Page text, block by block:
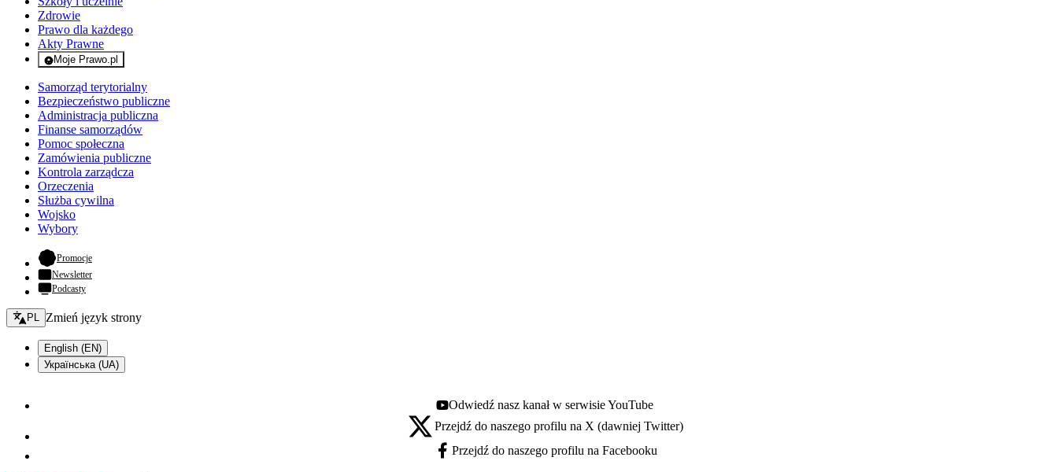
Zdrowie
Prawo dla każdego
Akty Prawne
Moje Prawo.pl
- rejestracja i logowanie do serwisu
Samorząd terytorialny
Bezpieczeństwo publiczne
Administracja publiczna
Finanse samorządów
Pomoc społeczna
Zamówienia publiczne
Kontrola zarządcza
Orzeczenia
Służba cywilna
Wojsko
Wybory
Promocje- otwiera się w nowej karcie
Newsletter
Podcasty
Zmień język - bieżący:
PL Zmień język strony
English (EN)
Українська (UA)
Youtube - otwiera się w nowej karcie
Odwiedź nasz kanał w serwisie YouTube
X - otwiera się w nowej karcie
Przejdź do naszego profilu na X (dawniej Twitter)
Facebook - otwiera się w nowej karcie
Przejdź do naszego profilu na Facebooku